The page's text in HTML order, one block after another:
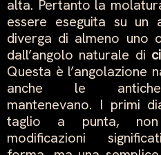
alta. Pertanto la
essere eseguita su un
diverga di almeno uno
dall’angolo naturale di
Questa è l’angolazione
anche le
mantenevano. I primi
taglio a punta, non
modificazioni